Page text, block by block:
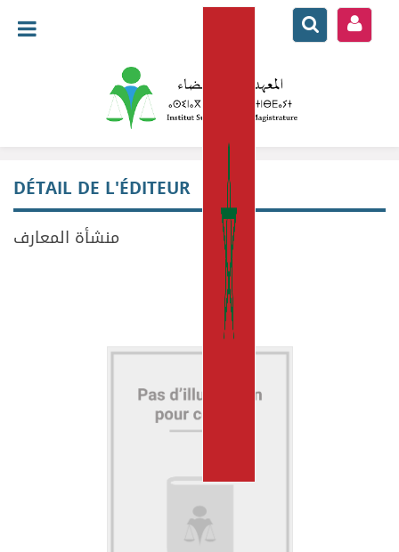
DÉTAIL DE L'ÉDITEUR
منشأة المعارف